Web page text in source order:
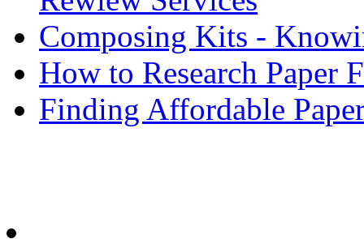
Composing Kits -
How to Research Paper
Finding Affordable